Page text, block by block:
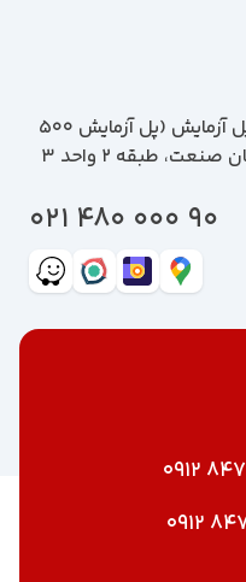
تهران، بزرگراه جلال ال احمد، غرب پل آزمايش (پل آزمايش ٥٠٠
متر به سمت غرب) پلاك 279ساختمان صنعت، طبقه 2 واحد 3
90 000 480 021